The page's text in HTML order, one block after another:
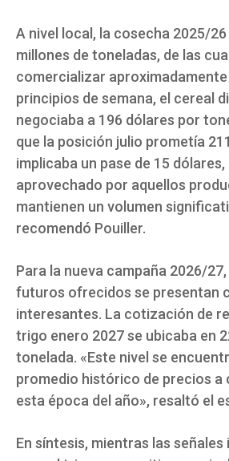
A nivel local, la cosecha 2025/
millones de toneladas, de las
comercializar aproximadamente
principios de semana, el cereal
negociaba a 196 dólares por
que la posición julio prometía
implicaba un pase de 15
aprovechado por aquellos
mantienen un volumen
recomendó Pouiller.
Para la nueva campaña 2026/
futuros ofrecidos se presentan
interesantes. La cotización de
trigo enero 2027 se ubicaba en
tonelada. «Este nivel se
promedio histórico de precios a
esta época del año», resaltó el
En síntesis, mientras las